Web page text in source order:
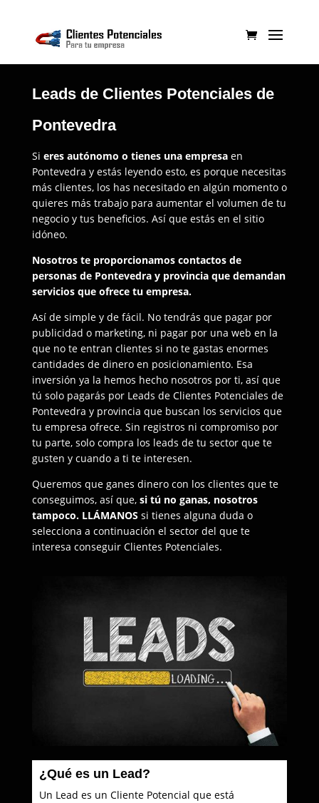
Leads de Clientes Potenciales de
Pontevedra
Si eres autónomo o tienes una empresa en
Pontevedra y estás leyendo esto, es porque necesitas
más clientes, los has necesitado en algún momento o
quieres más trabajo para aumentar el volumen de tu
negocio y tus beneficios. Así que estás en el sitio
idóneo.
Nosotros te proporcionamos contactos de
personas de Pontevedra y provincia que demandan
servicios que ofrece tu empresa.
Así de simple y de fácil. No tendrás que pagar por
publicidad o marketing, ni pagar por una web en la
que no te entran clientes si no te gastas enormes
cantidades de dinero en posicionamiento. Esa
inversión ya la hemos hecho nosotros por ti, así que
tú solo pagarás por Leads de Clientes Potenciales de
Pontevedra y provincia que buscan los servicios que
tu empresa ofrece. Sin registros ni compromiso por
tu parte, solo compra los leads de tu sector que te
gusten y cuando a ti te interesen.
Queremos que ganes dinero con los clientes que te
conseguimos, así que, si tú no ganas, nosotros
tampoco. LLÁMANOS si tienes alguna duda o
selecciona a continuación el sector del que te
interesa conseguir Clientes Potenciales.
¿Qué es un Lead?
Un Lead es un Cliente Potencial que está